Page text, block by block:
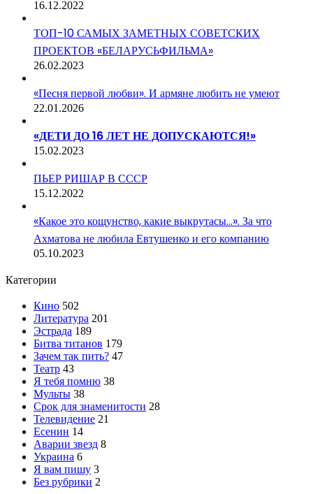
16.12.2022
ТОП-10 САМЫХ ЗАМЕТНЫХ СОВЕТСКИХ
ПРОЕКТОВ «БЕЛАРУСЬФИЛЬМА»
26.02.2023
«Песня первой любви». И армяне любить не умеют
22.01.2026
«ДЕТИ ДО 16 ЛЕТ НЕ ДОПУСКАЮТСЯ!»
15.02.2023
ПЬЕР РИШАР В СССР
15.12.2022
«Какое это кощунство, какие выкрутасы…». За что
Ахматова не любила Евтушенко и его компанию
05.10.2023
Категории
Кино 502
Литература 201
Эстрада 189
Битва титанов 179
Зачем так пить? 47
Театр 43
Я тебя помню 38
Мульты 38
Срок для знаменитости 28
Телевидение 21
Есенин 14
Аварии звезд 8
Украина 6
Я вам пишу 3
Без рубрики 2